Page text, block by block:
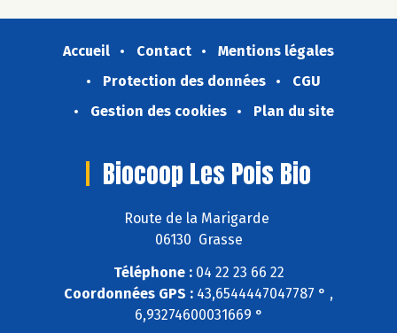
Accueil Contact
Mentions légales
Protection des données
CGU
Gestion des cookies
Plan du site
Biocoop Les Pois Bio
Route de la Marigarde
06130 Grasse
Téléphone :04 22 23 66 22
Coordonnées GPS : 43,6544447047787 ° ,
6,93274600031669 °